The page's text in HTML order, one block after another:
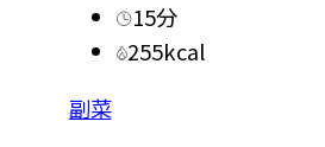
15分
255kcal
副菜